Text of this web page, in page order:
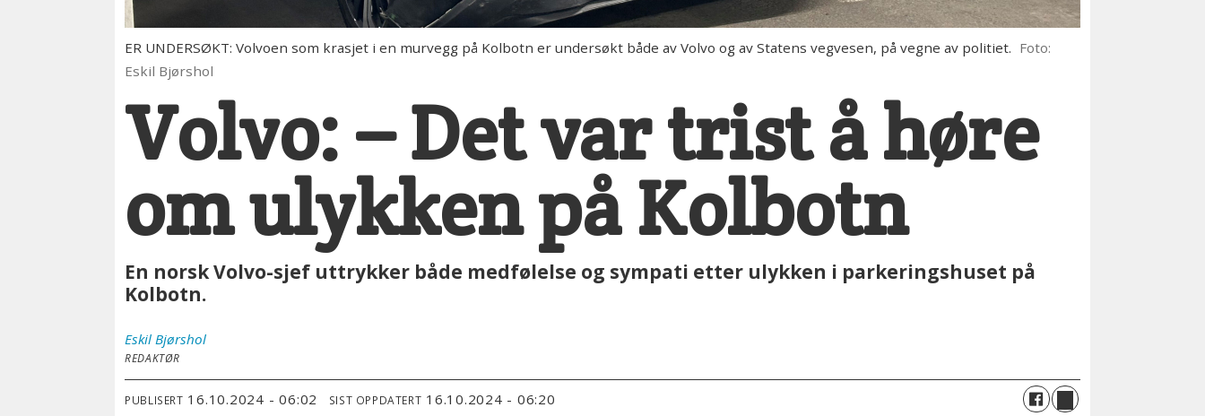
ER UNDERSØKT: Volvoen som krasjet i en murvegg på Kolbotn er undersøkt både av Volvo og av Statens vegvesen, på vegne av politiet. Foto:
Eskil Bjørshol
Volvo: – Det var trist å høre
om ulykken på Kolbotn
En norsk Volvo-sjef uttrykker både medfølelse og sympati etter ulykken i parkeringshuset på
Kolbotn.
Eskil Bjørshol
REDAKTØR
PUBLISERT 16.10.2024 - 06:02 SIST OPPDATERT 16.10.2024 - 06:20